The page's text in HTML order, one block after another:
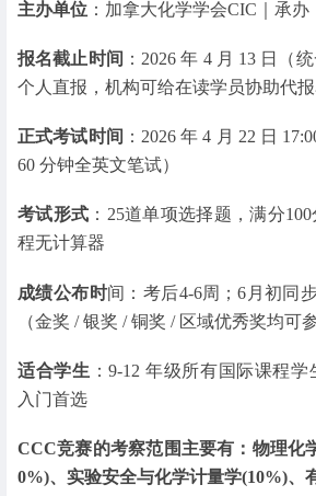
主办单位 ：加拿大化学学会CIC｜承
报名截止时间 ：2026 年 4 月 13 日（
个人直报，机构可给在读学员协助代报
正式考试时间 ：2026 年 4 月 22 日
60 分钟全英文笔试）
考试形式 ：25道单项选择题，满分
程无计算器
成绩公布时间：考后4-6周；6月初同
（金奖 / 银奖 / 铜奖 / 区域优秀奖均可参
适合学生 ：9-12 年级所有国际课程
入门首选
CCC竞赛的考察范围主要有：物理化
0%)、实验安全与化学计量学(10%)、